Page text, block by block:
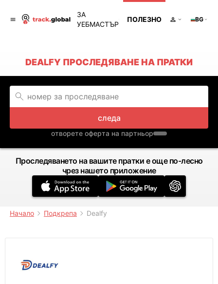
ЗА
УЕБМАСТЪР
ПОЛЕЗНО BG
DEALFY ПРОСЛЕДЯВАНЕ НА ПРАТКИ
следа
отворете оферта на партньор
Проследяването на вашите пратки е още по-лесно
чрез нашето приложение
Начало Подкрепа Dealfy